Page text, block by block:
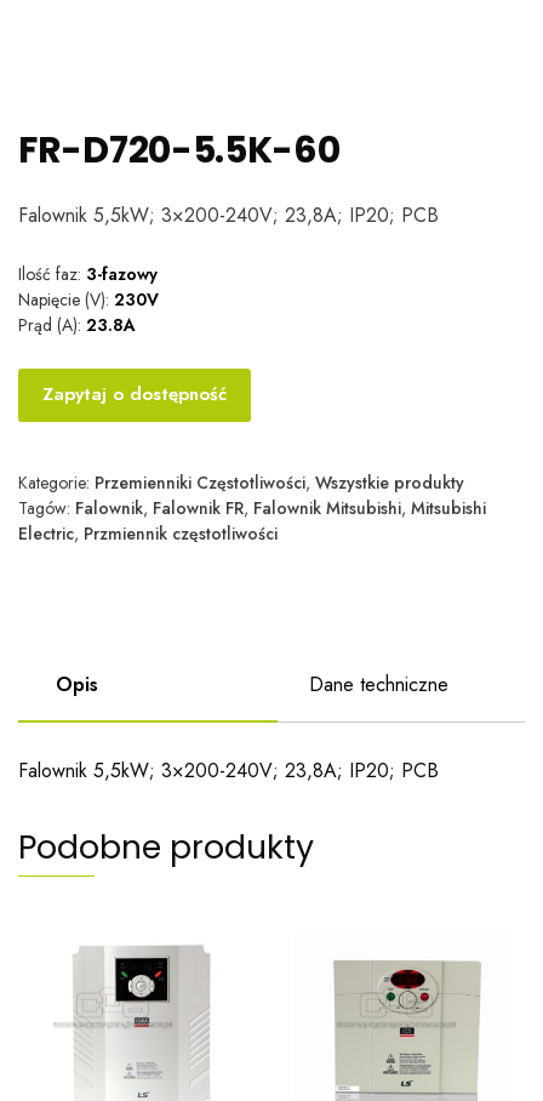
FR-D720-5.5K-60
Falownik 5,5kW; 3×200-240V; 23,8A; IP20; PCB
Ilość faz: 3-fazowy
Napięcie (V): 230V
Prąd (A): 23.8A
Zapytaj o dostępność
Kategorie: Przemienniki Częstotliwości, Wszystkie produkty
Tagów: Falownik, Falownik FR, Falownik Mitsubishi, Mitsubishi
Electric, Przmiennik częstotliwości
Opis Dane techniczne
Falownik 5,5kW; 3×200-240V; 23,8A; IP20; PCB
Podobne produkty